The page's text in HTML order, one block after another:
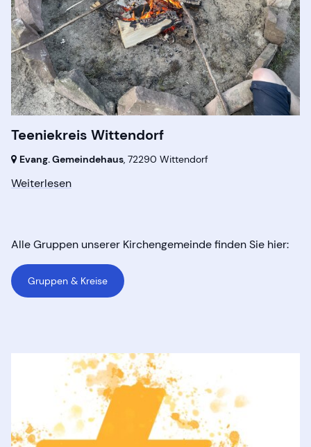
Teeniekreis Wittendorf
Evang. Gemeindehaus, 72290 Wittendorf
Weiterlesen
Alle Gruppen unserer Kirchengemeinde finden Sie hier:
Gruppen & Kreise